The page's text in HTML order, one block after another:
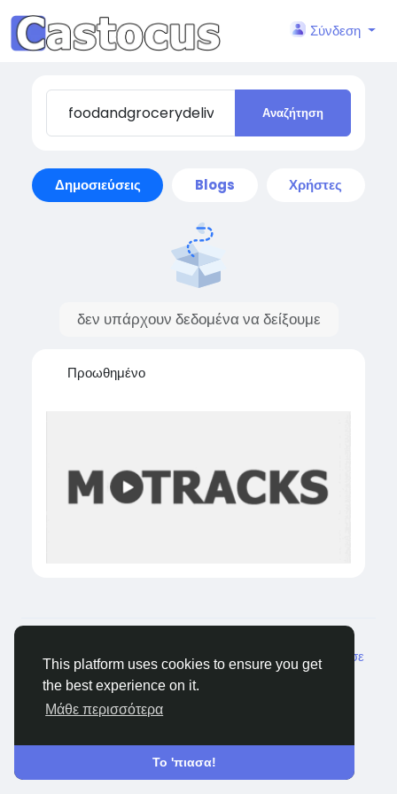
This platform uses cookies to ensure you get
the best experience on it.
Μάθε περισσότερα
Το 'πιασα!
Σύνδεση
Αναζήτηση
Δημοσιεύσεις Blogs Χρήστες
δεν υπάρχουν δεδομένα να δείξουμε
Προωθημένο
Σχετικά
Blogs Ιδιωτικότητα
Επικοινώνησε
μαζί μας